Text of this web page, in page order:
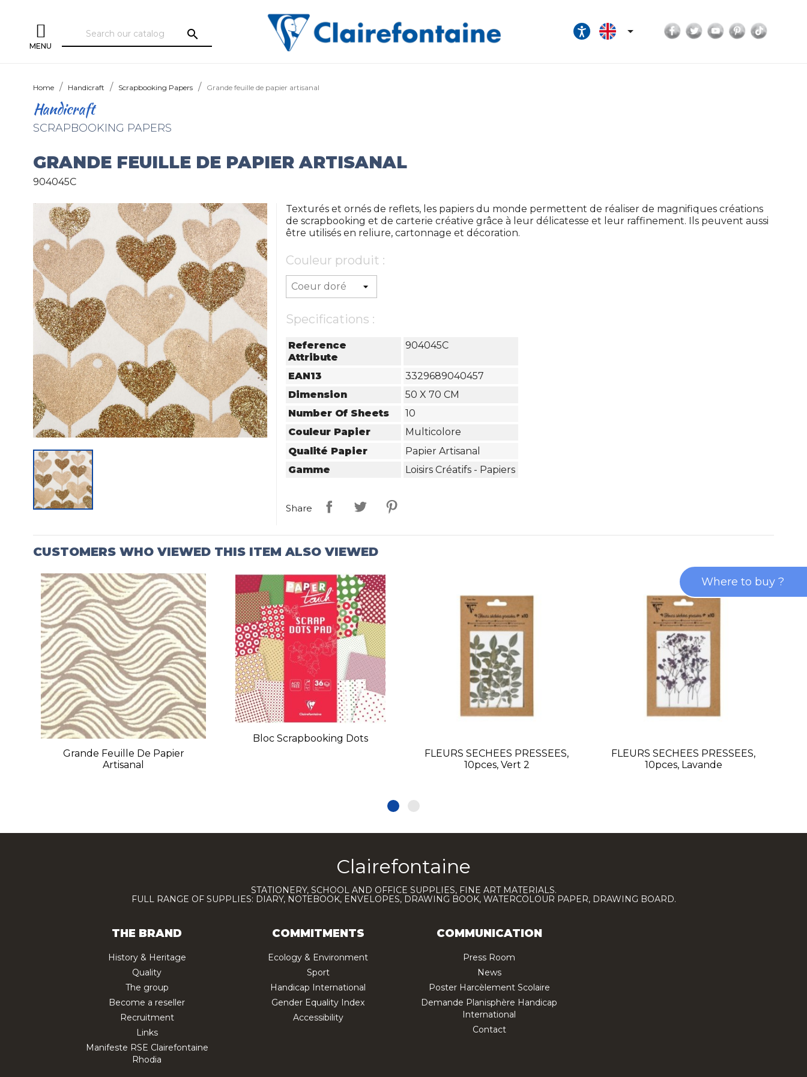
MENU
search  Facebook
TwitterYouTubePinterest
Home Handicraft Scrapbooking Papers Grande feuille de papier artisanal
Handicraft
SCRAPBOOKING PAPERS
GRANDE FEUILLE DE PAPIER ARTISANAL
904045C
Texturés et ornés de reflets, les papiers du monde permettent de réaliser de magnifiques créations
de scrapbooking et de carterie créative grâce à leur délicatesse et leur raffinement. Ils peuvent aussi
être utilisés en reliure, cartonnage et décoration.
Couleur produit :
Specifications :
Reference
Attribute
904045C
EAN13
3329689040457
Dimension
50 X 70 CM
Number Of Sheets
10
Couleur Papier
Multicolore
Qualité Papier
Papier Artisanal
Gamme
Loisirs Créatifs - Papiers
Share
CUSTOMERS WHO VIEWED THIS ITEM ALSO VIEWED
Grande Feuille De Papier
Artisanal
Bloc Scrapbooking Dots
FLEURS SECHEES PRESSEES,
10pces, Vert 2
FLEURS SECHEES PRESSEES,
10pces, Lavande
Clairefontaine
STATIONERY, SCHOOL AND OFFICE SUPPLIES, FINE ART MATERIALS.
FULL RANGE OF SUPPLIES: DIARY, NOTEBOOK, ENVELOPES, DRAWING BOOK, WATERCOLOUR PAPER, DRAWING BOARD.
THE BRAND
History & Heritage
Quality
The group
Become a reseller
Recruitment
Links
Manifeste RSE Clairefontaine
Rhodia
COMMITMENTS
Ecology & Environment
Sport
Handicap International
Gender Equality Index
Accessibility
COMMUNICATION
Press Room
News
Poster Harcèlement Scolaire
Demande Planisphère Handicap
International
Contact
Where to buy ?